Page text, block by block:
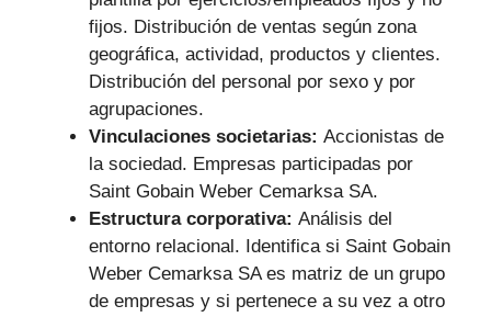
fijos. Distribución de ventas según zona
geográfica, actividad, productos y clientes.
Distribución del personal por sexo y por
agrupaciones.
Vinculaciones societarias: Accionistas de
la sociedad. Empresas participadas por
Saint Gobain Weber Cemarksa SA.
Estructura corporativa: Análisis del
entorno relacional. Identifica si Saint Gobain
Weber Cemarksa SA es matriz de un grupo
de empresas y si pertenece a su vez a otro